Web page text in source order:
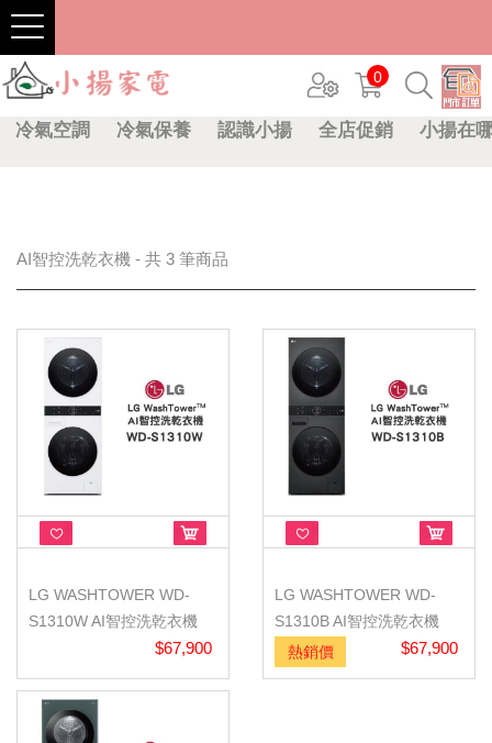
0
冷氣空調 冷氣保養 認識小揚 全店促銷 小揚在
AI智控洗乾衣機 - 共 3 筆商品
LG WASHTOWER WD-
S1310W AI智控洗乾衣機
$67,900
LG WASHTOWER WD-
S1310B AI智控洗乾衣機
$67,900
熱銷價